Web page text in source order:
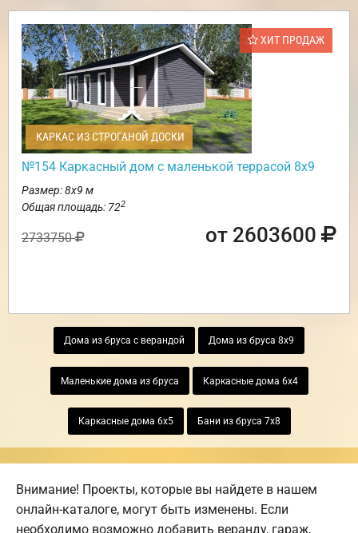
ХИТ ПРОДАЖ
КАРКАС ИЗ СТРОГАНОЙ ДОСКИ
№154 Каркасный дом с маленькой террасой 8х9
Размер: 8х9 м
Общая площадь: 722
2733750 от 2603600
Дома из бруса с верандой Дома из бруса 8х9
Маленькие дома из бруса Каркасные дома 6х4
Каркасные дома 6х5 Бани из бруса 7х8
Внимание! Проекты, которые вы найдете в нашем
онлайн-каталоге, могут быть изменены. Если
необходимо возможно добавить веранду, гараж,